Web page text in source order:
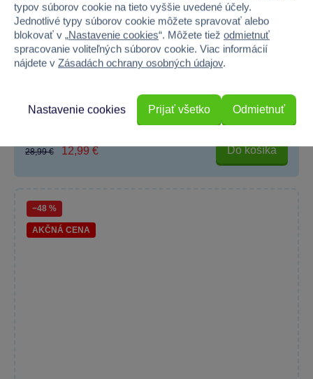
Vylepšite svoju závodnú dráhu s príslušenstvom Carrera, ktoré...
28,99 € 12,99 € Do košíka
−48 %
AKČNÁ CENA
typov súborov cookie na tieto vyššie uvedené účely.
Jednotlivé typy súborov cookie môžete spravovať alebo
blokovať v „Nastavenie cookies“. Môžete tiež odmietnuť
spracovanie voliteľných súborov cookie. Viac informácií
nájdete v Zásadách ochrany osobných údajov.
Odmietnuť
Nastavenie cookies Prijať všetko